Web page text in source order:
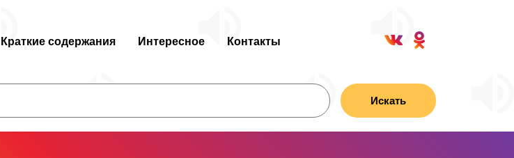
Краткие содержания Интересное Контакты
Искать